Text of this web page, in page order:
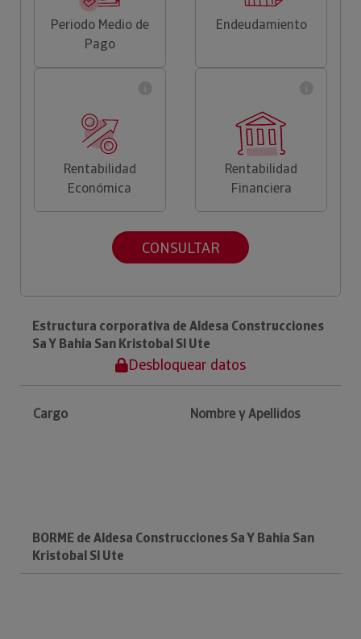
Periodo Medio de
Pago
Endeudamiento
Rentabilidad
Económica
Rentabilidad
Financiera
CONSULTAR
Estructura corporativa de Aldesa Construcciones
Sa Y Bahia San Kristobal Sl Ute
Desbloquear datos
Cargo Nombre y Apellidos
BORME de Aldesa Construcciones Sa Y Bahia San
Kristobal Sl Ute